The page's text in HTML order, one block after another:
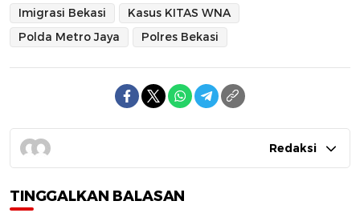
Imigrasi Bekasi
Kasus KITAS WNA
Polda Metro Jaya
Polres Bekasi
Redaksi
TINGGALKAN BALASAN